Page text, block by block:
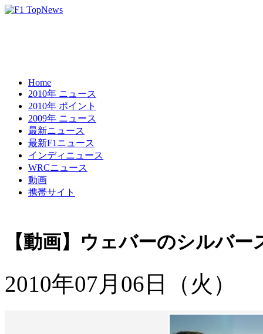
Home
2010年 ニュース
2010年 ポイント
2009年 ニュース
最新ニュース
最新F1ニュース
インディニュース
WRCニュース
動画
携帯サイト
【動画】ウェバーのシルバ
2010年07月06日（火）